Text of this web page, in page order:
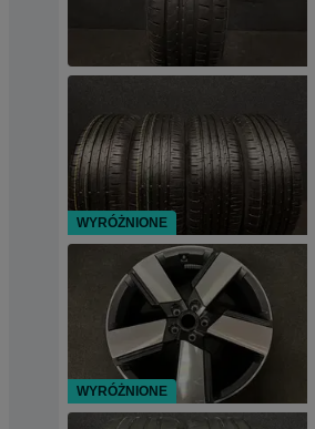
WYRÓŻNIONE
WYRÓŻNIONE